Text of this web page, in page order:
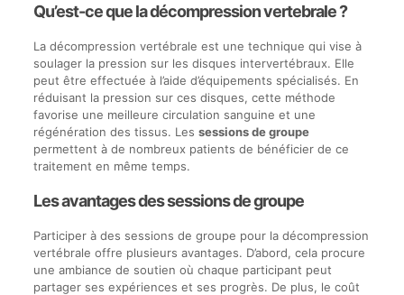
Qu’est-ce que la décompression vertebrale ?
La décompression vertébrale est une technique qui vise à
soulager la pression sur les disques intervertébraux. Elle
peut être effectuée à l’aide d’équipements spécialisés. En
réduisant la pression sur ces disques, cette méthode
favorise une meilleure circulation sanguine et une
régénération des tissus. Les sessions de groupe
permettent à de nombreux patients de bénéficier de ce
traitement en même temps.
Les avantages des sessions de groupe
Participer à des sessions de groupe pour la décompression
vertébrale offre plusieurs avantages. D’abord, cela procure
une ambiance de soutien où chaque participant peut
partager ses expériences et ses progrès. De plus, le coût